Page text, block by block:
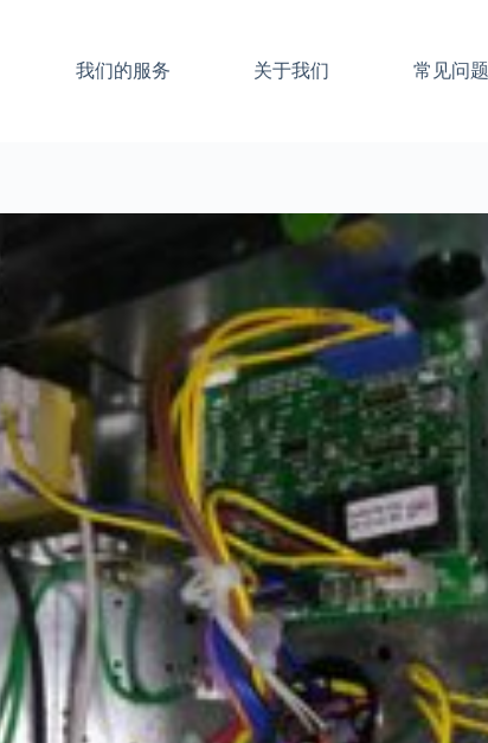
我们的服务 关于我们 常见问题